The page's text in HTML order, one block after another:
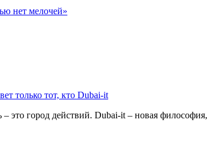
нет мелочей»
только тот, кто Dubai-it
это город действий. Dubai-it – новая